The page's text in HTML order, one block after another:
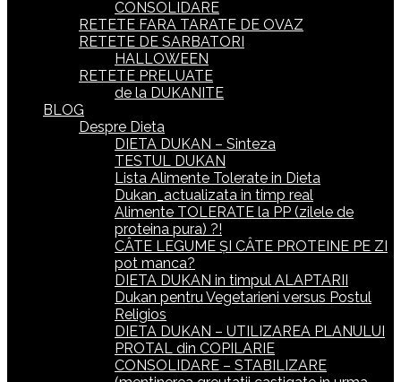
CONSOLIDARE
RETETE FARA TARATE DE OVAZ
RETETE DE SARBATORI
HALLOWEEN
RETETE PRELUATE
de la DUKANITE
BLOG
Despre Dieta
DIETA DUKAN – Sinteza
TESTUL DUKAN
Lista Alimente Tolerate in Dieta
Dukan_actualizata in timp real
Alimente TOLERATE la PP (zilele de
proteina pura) ?!
CÂTE LEGUME ȘI CÂTE PROTEINE PE ZI
pot manca?
DIETA DUKAN in timpul ALAPTARII
Dukan pentru Vegetarieni versus Postul
Religios
DIETA DUKAN – UTILIZAREA PLANULUI
PROTAL din COPILARIE
CONSOLIDARE – STABILIZARE